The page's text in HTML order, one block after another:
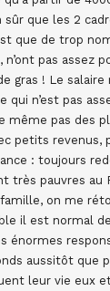
sûr que les 2
que de trop
pas assez
gras ! Le salaire
qui n’est pas
même pas des
petits revenus,
: toujours
très pauvres au
on me
il est normal
énormes
aussitôt que
leur vie eux